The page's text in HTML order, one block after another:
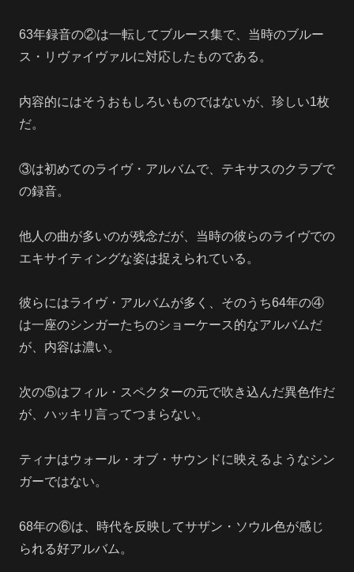
63年録音の②は一転してブルース集で、当時のブルー
ス・リヴァイヴァルに対応したものである。
内容的にはそうおもしろいものではないが、珍しい1枚
だ。
③は初めてのライヴ・アルバムで、テキサスのクラブで
の録音。
他人の曲が多いのが残念だが、当時の彼らのライヴでの
エキサイティングな姿は捉えられている。
彼らにはライヴ・アルバムが多く、そのうち64年の④
は一座のシンガーたちのショーケース的なアルバムだ
が、内容は濃い。
次の⑤はフィル・スペクターの元で吹き込んだ異色作だ
が、ハッキリ言ってつまらない。
ティナはウォール・オブ・サウンドに映えるようなシン
ガーではない。
68年の⑥は、時代を反映してサザン・ソウル色が感じ
られる好アルバム。